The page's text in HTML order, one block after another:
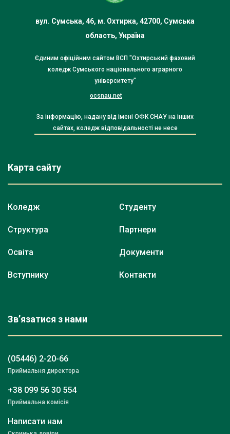
вул. Сумська, 46, м. Охтирка, 42700, Сумська
область, Україна
Єдиним офіційним сайтом ВСП "Охтирський фаховий
коледж Сумського національного аграрного
університету"
ocsnau.net
За інформацію, надану від імені ОФК СНАУ на інших
сайтах, коледж відповідальності не несе
Карта сайту
Коледж
Структура
Освіта
Вступнику
Студенту
Партнери
Документи
Контакти
Зв’язатися з нами
(05446) 2-20-66
Приймальня директора
+38 099 56 30 554
Приймальна комісія
Написати нам